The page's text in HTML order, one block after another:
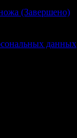
(Завершено)
данных